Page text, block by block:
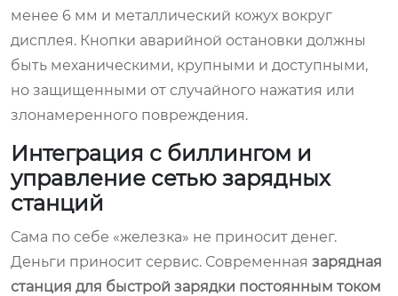
менее 6 мм и металлический кожух вокруг
дисплея. Кнопки аварийной остановки должны
быть механическими, крупными и доступными,
но защищенными от случайного нажатия или
злонамеренного повреждения.
Интеграция с биллингом и
управление сетью зарядных
станций
Сама по себе «железка» не приносит денег.
Деньги приносит сервис. Современная зарядная
станция для быстрой зарядки постоянным током